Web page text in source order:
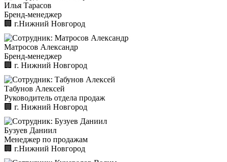
Илья Тарасов
Бренд-менеджер
🏢︎ г.Нижний Новгород
Матросов Александр
Бренд-менеджер
🏢︎ г. Нижний Новгород
Табунов Алексей
Руководитель отдела продаж
🏢︎ г. Нижний Новгород
Бузуев Даниил
Менеджер по продажам
🏢︎ г.Нижний Новгород